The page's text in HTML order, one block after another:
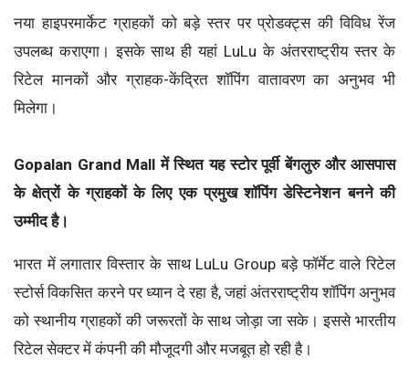
नया हाइपरमार्केट ग्राहकों को बड़े स्तर पर प्रोडक्ट्स की विविध रेंज
उपलब्ध कराएगा। इसके साथ ही यहां LuLu के अंतरराष्ट्रीय स्तर के
रिटेल मानकों और ग्राहक-केंद्रित शॉपिंग वातावरण का अनुभव भी
मिलेगा।
Gopalan Grand Mall में स्थित यह स्टोर पूर्वी बेंगलुरु और आसपास
के क्षेत्रों के ग्राहकों के लिए एक प्रमुख शॉपिंग डेस्टिनेशन बनने की
उम्मीद है।
भारत में लगातार विस्तार के साथ LuLu Group बड़े फॉर्मेट वाले रिटेल
स्टोर्स विकसित करने पर ध्यान दे रहा है, जहां अंतरराष्ट्रीय शॉपिंग अनुभव
को स्थानीय ग्राहकों की जरूरतों के साथ जोड़ा जा सके। इससे भारतीय
रिटेल सेक्टर में कंपनी की मौजूदगी और मजबूत हो रही है।